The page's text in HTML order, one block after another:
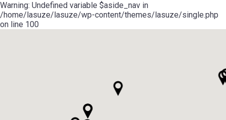
Warning: Undefined variable $aside_nav in
/home/lasuze/lasuze/wp-content/themes/lasuze/single.php
on line 100